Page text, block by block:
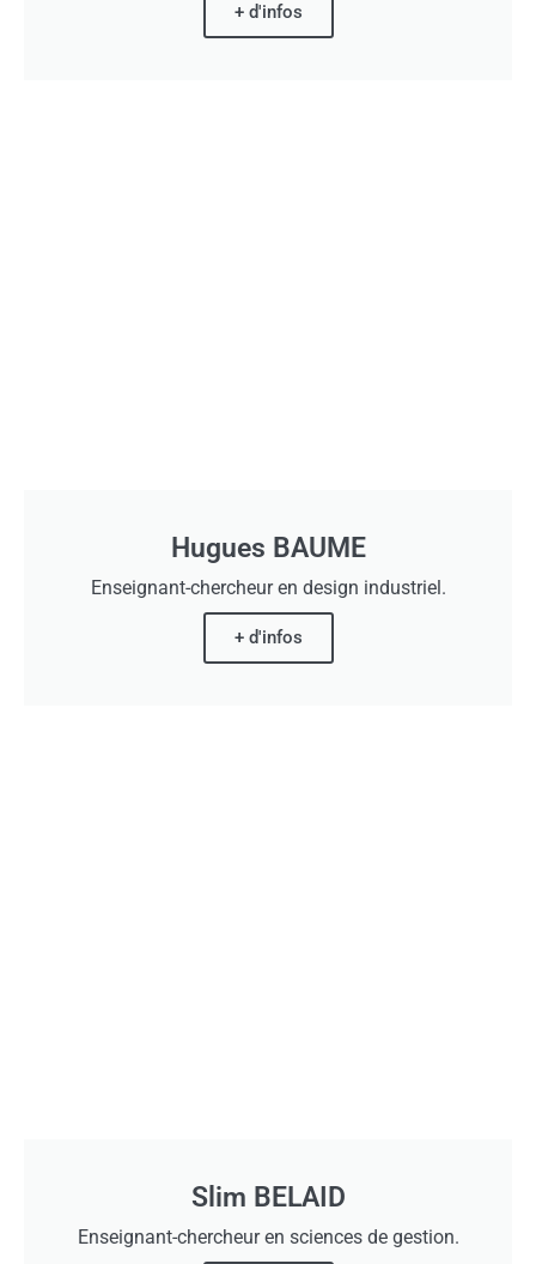
+ d'infos
Hugues BAUME
Enseignant-chercheur en design industriel.
+ d'infos
Slim BELAID
Enseignant-chercheur en sciences de gestion.